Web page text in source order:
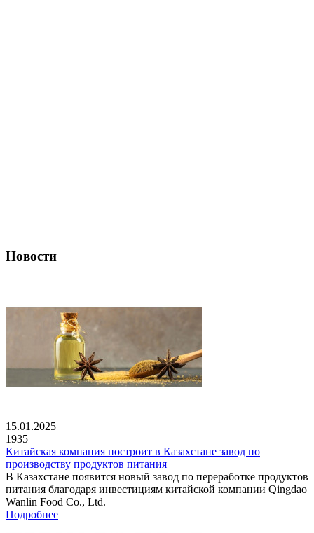
Новости
15.01.2025
1935
Китайская компания построит в Казахстане завод по
производству продуктов питания
В Казахстане появится новый завод по переработке продуктов
питания благодаря инвестициям китайской компании Qingdao
Wanlin Food Co., Ltd.
Подробнее